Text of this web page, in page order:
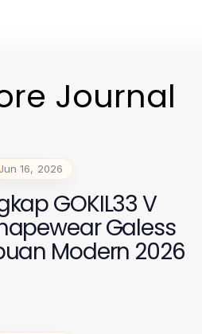
Journal
16, 2026
GOKIL33 V
Galess
Modern 2026